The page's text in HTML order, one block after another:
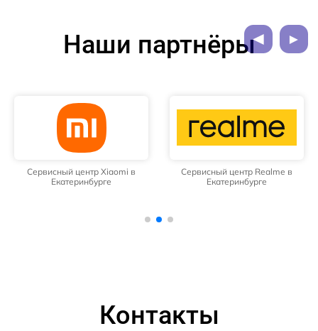
Наши партнёры
Сервисный центр Xiaomi в
Екатеринбурге
Сервисный центр Realme в
Екатеринбурге
Контакты